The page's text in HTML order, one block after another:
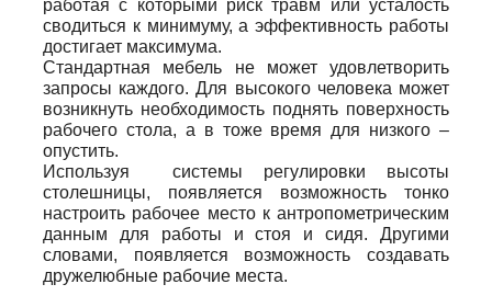
работая с которыми риск травм или усталость
сводиться к минимуму, а эффективность работы
достигает максимума.
Стандартная мебель не может удовлетворить
запросы каждого. Для высокого человека может
возникнуть необходимость поднять поверхность
рабочего стола, а в тоже время для низкого –
опустить.
Используя системы регулировки высоты
столешницы, появляется возможность тонко
настроить рабочее место к антропометрическим
данным для работы и стоя и сидя. Другими
словами, появляется возможность создавать
дружелюбные рабочие места.